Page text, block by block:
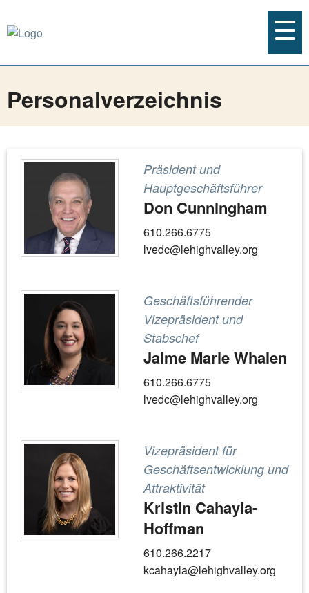
Personalverzeichnis
Präsident und
Hauptgeschäftsführer
Don Cunningham
610.266.6775
lvedc@lehighvalley.org
Geschäftsführender
Vizepräsident und
Stabschef
Jaime Marie Whalen
610.266.6775
lvedc@lehighvalley.org
Vizepräsident für
Geschäftsentwicklung und
Attraktivität
Kristin Cahayla-
Hoffman
610.266.2217
kcahayla@lehighvalley.org